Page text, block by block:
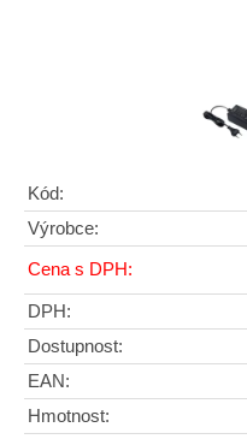
Kód:
Výrobce:
Cena s DPH:
DPH:
Dostupnost:
EAN:
Hmotnost: